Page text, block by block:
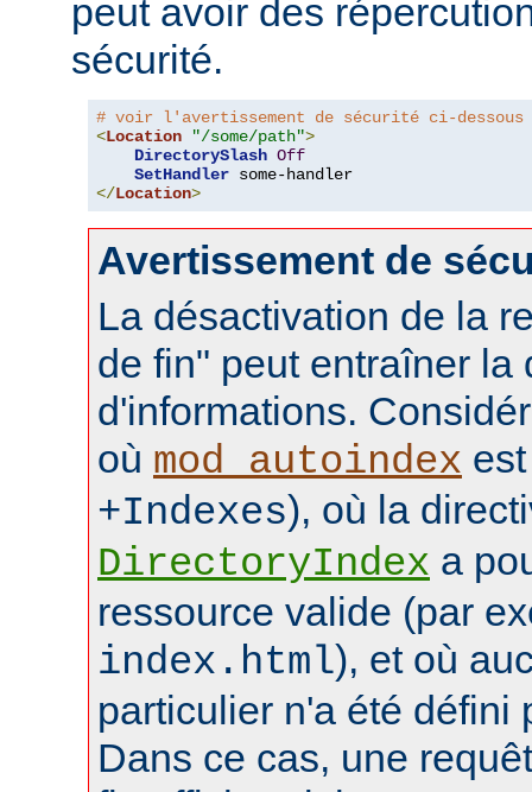
peut avoir des
sécurité.
# voir l'avertissement de sécurité ci-
<Location "/some/path">
DirectorySlash Off
SetHandler
</Location>
Avertissement de
La désactivation de la
de fin" peut entraîner la
d'informations.
où mod_autoindex
+Indexes), où la
DirectoryIndex a
ressource valide (par
index.html), et où
particulier n'a été défini
Dans ce cas, une